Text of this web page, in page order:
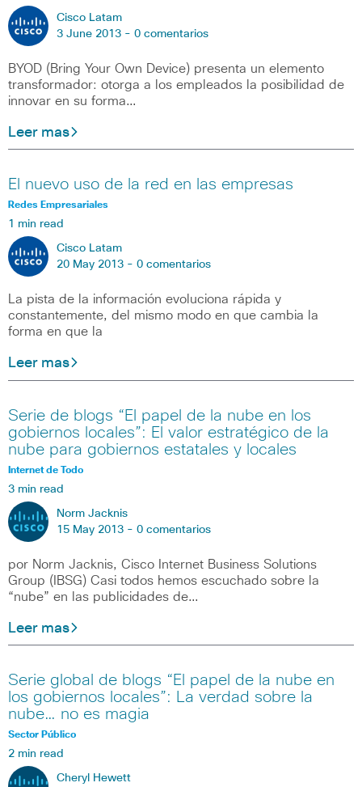
Cisco Latam
3 June 2013 - 0 comentarios
BYOD (Bring Your Own Device) presenta un elemento
transformador: otorga a los empleados la posibilidad de
innovar en su forma…
Leer mas
El nuevo uso de la red en las empresas
Redes Empresariales
1 min read
Cisco Latam
20 May 2013 - 0 comentarios
La pista de la información evoluciona rápida y
constantemente, del mismo modo en que cambia la
forma en que la
Leer mas
Serie de blogs “El papel de la nube en los
gobiernos locales”: El valor estratégico de la
nube para gobiernos estatales y locales
Internet de Todo
3 min read
Norm Jacknis
15 May 2013 - 0 comentarios
por Norm Jacknis, Cisco Internet Business Solutions
Group (IBSG) Casi todos hemos escuchado sobre la
“nube” en las publicidades de…
Leer mas
Serie global de blogs “El papel de la nube en
los gobiernos locales”: La verdad sobre la
nube… no es magia
Sector Público
2 min read
Cheryl Hewett